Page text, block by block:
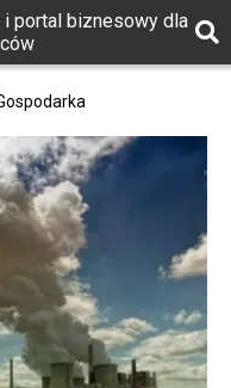
i portal biznesowy dla